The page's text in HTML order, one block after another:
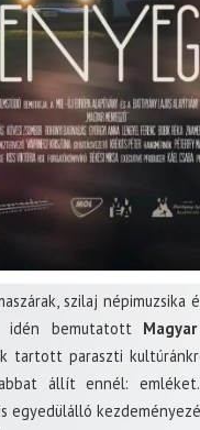
szilaj
idén bemutatott
tartott paraszti
állít ennél:
egyedülálló